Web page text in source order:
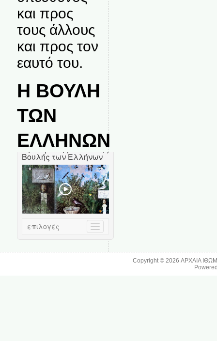
και προς
τους άλλους
και προς τον
εαυτό του.
Η ΒΟΥΛΗ
ΤΩΝ
ΕΛΛΗΝΩΝ
Copyright © 2026ΑΡΧΑΙΑ